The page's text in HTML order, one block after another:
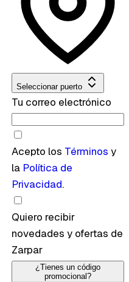
Seleccionar puerto
Tu correo electrónico
Acepto los Términos y
la Política de
Privacidad.
Quiero recibir
novedades y ofertas de
Zarpar
¿Tienes un código
promocional?